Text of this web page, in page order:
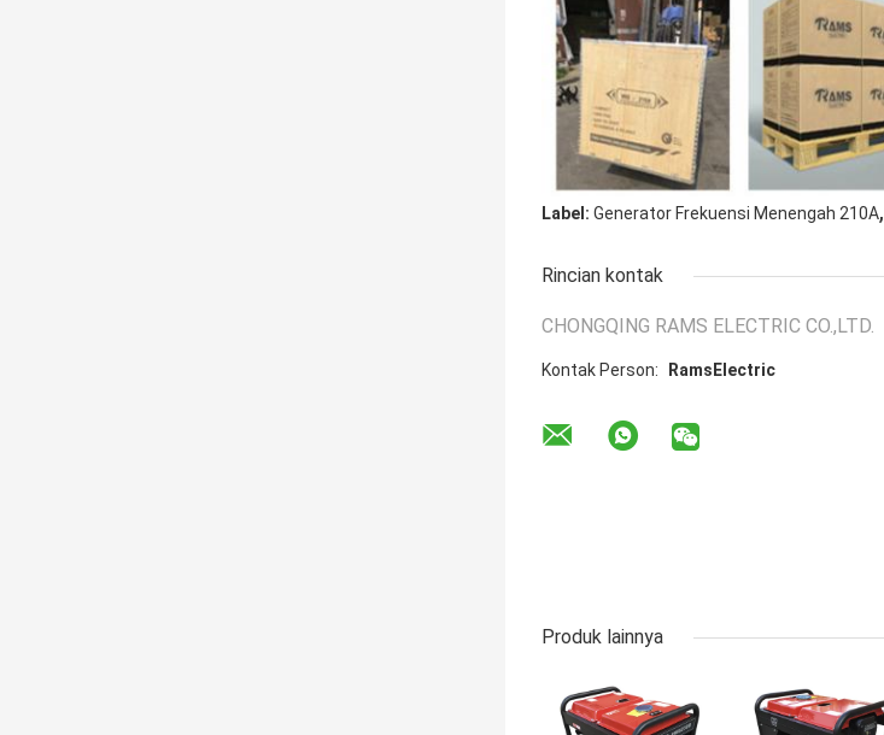
Label: Generator Frekuensi Menengah 210A,
Rincian kontak
CHONGQING RAMS ELECTRIC CO.,LTD.
Kontak Person: RamsElectric
Produk lainnya